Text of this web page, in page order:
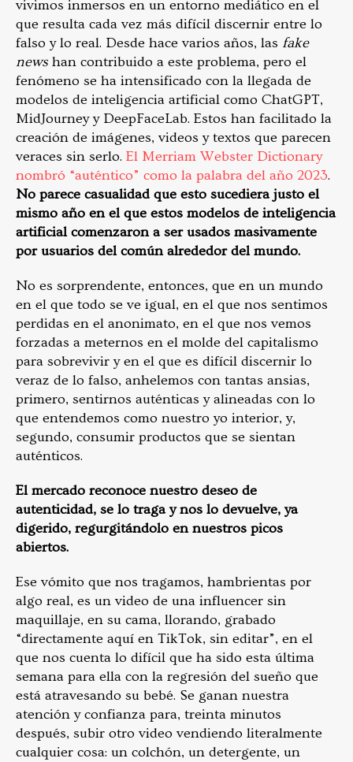
vivimos inmersos en un entorno mediático en el
que resulta cada vez más difícil discernir entre lo
falso y lo real. Desde hace varios años, las fake
news han contribuido a este problema, pero el
fenómeno se ha intensificado con la llegada de
modelos de inteligencia artificial como ChatGPT,
MidJourney y DeepFaceLab. Estos han facilitado la
creación de imágenes, videos y textos que parecen
veraces sin serlo. El Merriam Webster Dictionary
nombró “auténtico” como la palabra del año 2023.
No parece casualidad que esto sucediera justo el
mismo año en el que estos modelos de inteligencia
artificial comenzaron a ser usados masivamente
por usuarios del común alrededor del mundo.
No es sorprendente, entonces, que en un mundo
en el que todo se ve igual, en el que nos sentimos
perdidas en el anonimato, en el que nos vemos
forzadas a meternos en el molde del capitalismo
para sobrevivir y en el que es difícil discernir lo
veraz de lo falso, anhelemos con tantas ansias,
primero, sentirnos auténticas y alineadas con lo
que entendemos como nuestro yo interior, y,
segundo, consumir productos que se sientan
auténticos.
El mercado reconoce nuestro deseo de
autenticidad, se lo traga y nos lo devuelve, ya
digerido, regurgitándolo en nuestros picos
abiertos.
Ese vómito que nos tragamos, hambrientas por
algo real, es un video de una influencer sin
maquillaje, en su cama, llorando, grabado
“directamente aquí en TikTok, sin editar”, en el
que nos cuenta lo difícil que ha sido esta última
semana para ella con la regresión del sueño que
está atravesando su bebé. Se ganan nuestra
atención y confianza para, treinta minutos
después, subir otro video vendiendo literalmente
cualquier cosa: un colchón, un detergente, un